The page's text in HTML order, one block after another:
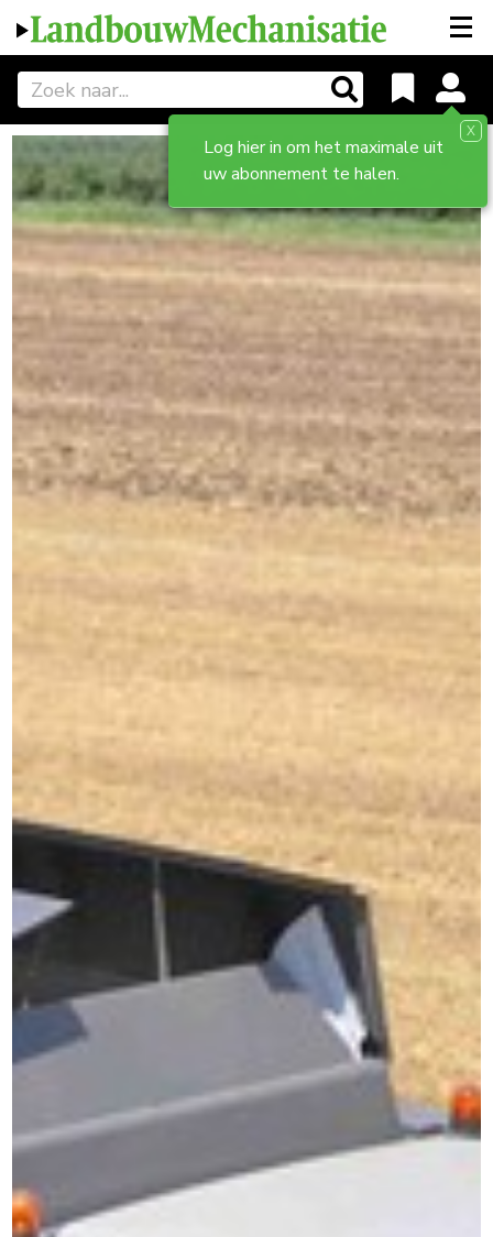
Log hier in om het maximale uit
uw abonnement te halen.
X